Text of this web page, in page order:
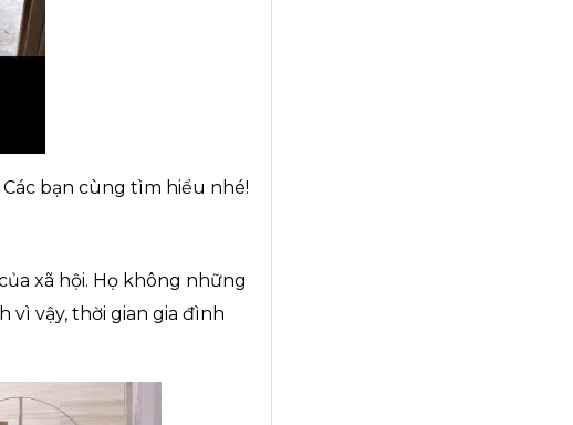
bạn cùng tìm hiểu nhé!
xã hội. Họ không những
vì vậy, thời gian gia đình